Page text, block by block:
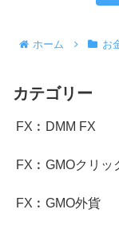
ホーム お
カテゴリー
FX︰DMM FX
FX︰GMOクリッ
FX︰GMO外貨